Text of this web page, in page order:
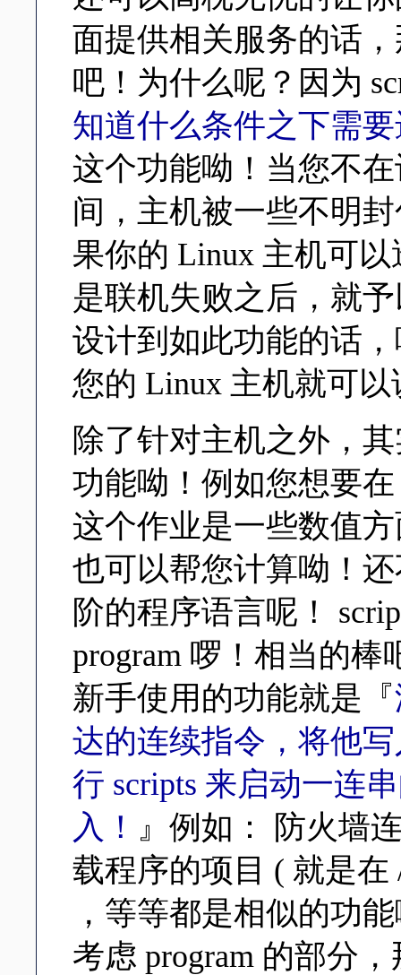
面提供相关服务的话
吧！为什么呢？因为
知道什么条件之下需
这个功能呦！当您不
间，主机被一些不明
果你的 Linux 主机可
是联机失败之后，就
设计到如此功能的话
您的 Linux 主机就可
除了针对主机之外，
功能呦！例如您想要
这个作业是一些数值
也可以帮您计算呦！
阶的程序语言呢！
program 啰！相当的棒
新手使用的功能就是『
达的连续指令，将他
行 scripts 来启动一连
入！
』例如： 防火墙
载程序的项目 ( 就是在
，等等都是相似的功
考虑 program 的部分